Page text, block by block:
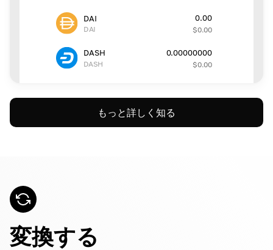
DAI
DAI
0.00
$0.00
DASH
DASH
0.00000000
$0.00
もっと詳しく知る
変換する